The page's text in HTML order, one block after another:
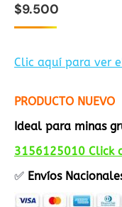
$9.500
Clic aquí para ver
en
base
clientes
PRODUCTO NUEVO
Ideal para minas
3156125010
✅ Envíos